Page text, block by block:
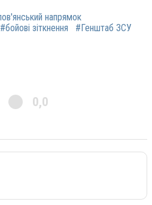
напрямок
#бойові зіткнення #Генштаб ЗСУ
0,0